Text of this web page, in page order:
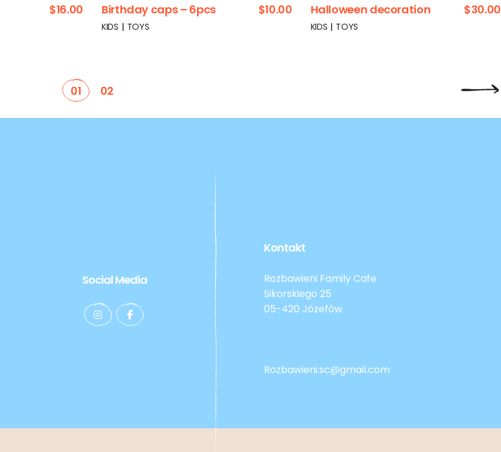
$16.00 Sold
Birthday caps – 6pcs $10.00
KIDS TOYS
New
Halloween decoration $30.00
KIDS TOYS
01 02
Social Media
Kontakt
Rozbawieni Family Cafe
Sikorskiego 25
05-420 Józefów
Rozbawieni.sc@gmail.com